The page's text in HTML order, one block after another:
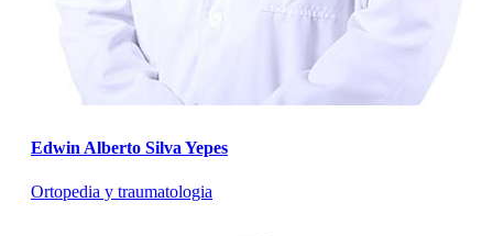
Edwin Alberto Silva Yepes
Ortopedia y traumatologia